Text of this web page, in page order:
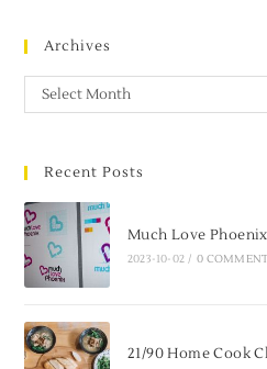
Archives
Select Month
Recent Posts
Much Love Phoenix
2023-10-02 / 0
21/90 Home Cook